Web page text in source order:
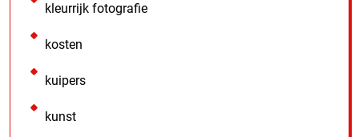
kleurrijk fotografie
kosten
kuipers
kunst